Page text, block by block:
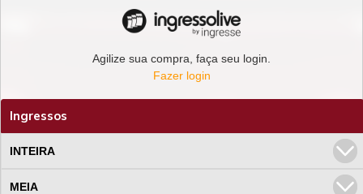
Agilize sua compra, faça seu login.
Fazer login
Ingressos
INTEIRA
MEIA